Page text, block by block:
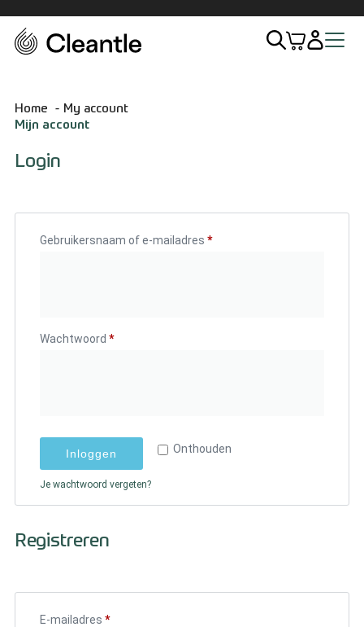
Assortiment
Resellers
Zakelijk bestellen
Levering en verzending
Bestellen en betalen
Home
My account
Mijn account
Login
Gebruikersnaam of e-mailadres*
Wachtwoord*
Onthouden
Inloggen
Je wachtwoord vergeten?
Registreren
E-mailadres*